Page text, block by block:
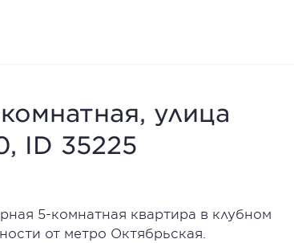
улица
ID 35225
5-комнатная квартира в клубном
от метро Октябрьская.